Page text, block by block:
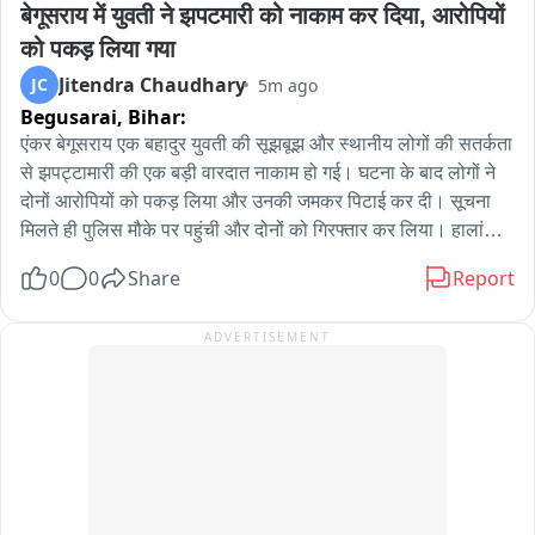
बेगूसराय में युवती ने झपटमारी को नाकाम कर दिया, आरोपियों
को पकड़ लिया गया
JC Jitendra Chaudhary 5m ago
Begusarai, Bihar:
एंकर बेगूसराय एक बहादुर युवती की सूझबूझ और स्थानीय लोगों की सतर्कता
से झपट्टामारी की एक बड़ी वारदात नाकाम हो गई। घटना के बाद लोगों ने
दोनों आरोपियों को पकड़ लिया और उनकी जमकर पिटाई कर दी। सूचना
मिलते ही पुलिस मौके पर पहुंची और दोनों को गिरफ्तार कर लिया। हालांकि
कि बेगूसराय के मंसूरचक थाना क्षेत्र में झपट्टामारी की कोशिश उस समय
डटकर मुकाबला किया। बताया जा रहा है कि युवती मंसूरचक से अपने घर
0 0 Share Report
ADVERTISEMENT